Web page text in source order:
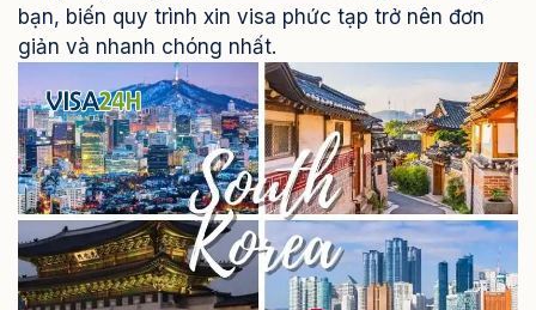
bạn, biến quy trình xin visa phức tạp trở nên đơn
giản và nhanh chóng nhất.